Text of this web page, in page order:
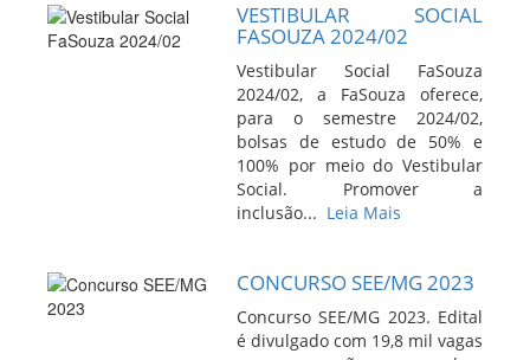
descentralizado de atividades
pedagógicas e admi...
Mais
VESTIBULAR SOCIAL
FASOUZA 2024/02
Vestibular Social FaSouza
2024/02, a FaSouza oferece,
para o semestre 2024/02,
bolsas de estudo de 50% e
100% por meio do Vestibular
Social. Promover a
inclusão... Leia Mais
CONCURSO SEE/MG 2023
Concurso SEE/MG 2023. Edital
é divulgado com 19,8 mil vagas